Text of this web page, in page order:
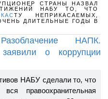
СТРАНЫ НАЗВАЛ
НАБУ ТО, ЧТО
КАСТУ НЕПРИКАСАЕМЫХ,
ДЛИТЕЛЬНЫЕ ГОДЫ В
Разоблачение НАПК.
заявили о коррупции
НАБУ сделали то, что
правоохранительная